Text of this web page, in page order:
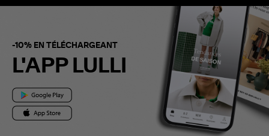
-10% EN TÉLÉCHARGEANT
L'APP LULLI